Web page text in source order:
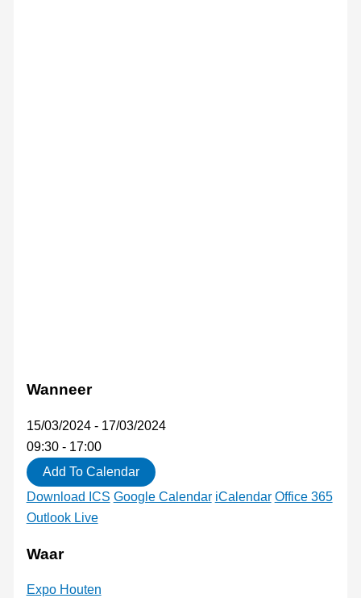
Wanneer
15/03/2024 - 17/03/2024
09:30 - 17:00
Add To Calendar
Download ICS Google Calendar iCalendar Office 365
Outlook Live
Waar
Expo Houten